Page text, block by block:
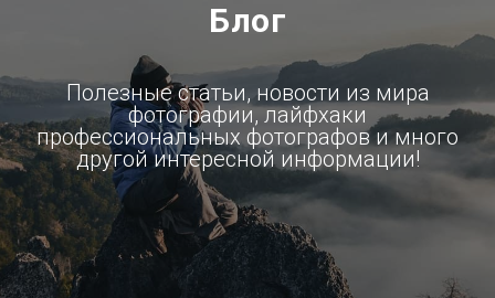
Блог
Полезные статьи, новости из мира
фотографии, лайфхаки
профессиональных фотографов и много
другой интересной информации!